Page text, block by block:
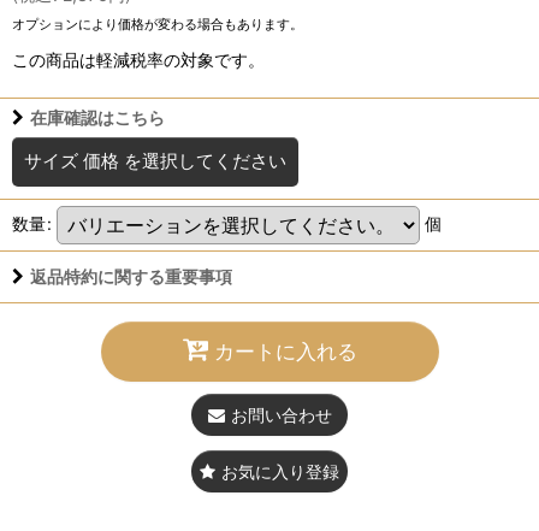
オプションにより価格が変わる場合もあります。
この商品は軽減税率の対象です。
在庫確認はこちら
サイズ 価格 を選択してください
数量: 個
返品特約に関する重要事項
カートに入れる
お問い合わせ
お気に入り登録